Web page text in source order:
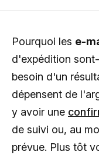
Pourquoi les e-
d'expédition
besoin d'un
dépensent de
y avoir une
de suivi ou, au
prévue. Plus tôt